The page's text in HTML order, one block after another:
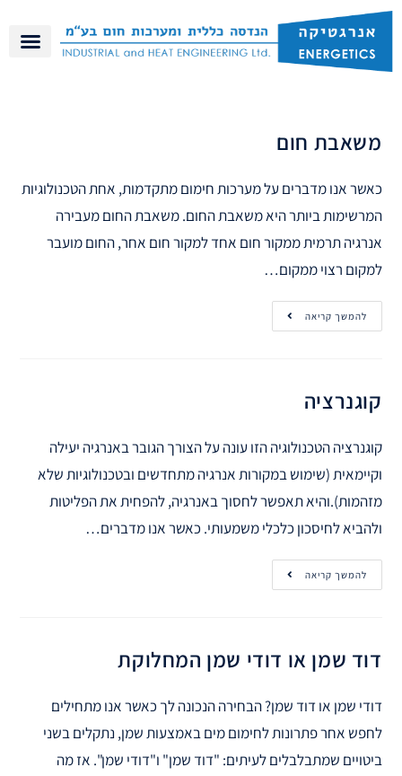
משאבת חום
כאשר אנו מדברים על מערכות חימום מתקדמות, אחת הטכנולוגיות
המרשימות ביותר היא משאבת החום. משאבת החום מעבירה
אנרגיה תרמית ממקור חום אחד למקור חום אחר, החום מועבר
למקום רצוי ממקום…
להמשך קריאה
קוגנרציה
קוגנרציה הטכנולוגיה הזו עונה על הצורך הגובר באנרגיה יעילה
וקיימאית (שימוש במקורות אנרגיה מתחדשים ובטכנולוגיות שלא
מזהמות).והיא תאפשר לחסוך באנרגיה, להפחית את הפליטות
ולהביא לחיסכון כלכלי משמעותי. כאשר אנו מדברים…
להמשך קריאה
דוד שמן או דודי שמן המחלוקת
דודי שמן או דוד שמן? הבחירה הנכונה לך כאשר אנו מתחילים
לחפש אחר פתרונות לחימום מים באמצעות שמן, נתקלים בשני
ביטויים שמתבלבלים לעיתים: "דוד שמן" ו"דודי שמן". אז מה